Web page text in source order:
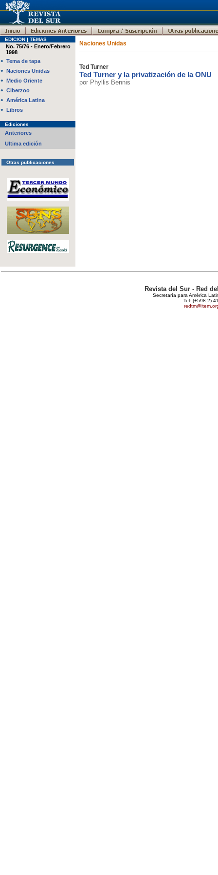
EDICION | TEMAS
No. 75/76 - Enero/Febrero
1998
• Tema de tapa
• Naciones Unidas
• Medio Oriente
• Ciberzoo
• América Latina
• Libros
Ediciones
Anteriores
Ultima edición
Otras publicaciones
Naciones Unidas
Ted Turner
Ted Turner y la privatización de la ONU
por Phyllis Bennis
Revista del Sur - Red
Secretaría para América
Tel: (+598 2)